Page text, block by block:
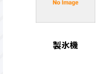
製氷機